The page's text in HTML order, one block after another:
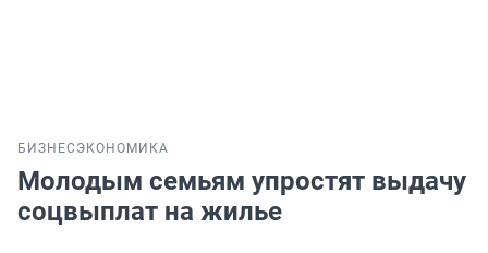
БИЗНЕС ЭКОНОМИКА
Молодым семьям упростят выдачу
соцвыплат на жилье